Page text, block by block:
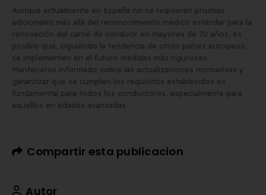
Aunque actualmente en España no se requieren pruebas
adicionales más allá del reconocimiento médico estándar para la
renovación del carné de conducir en mayores de 70 años, es
posible que, siguiendo la tendencia de otros países europeos,
se implementen en el futuro medidas más rigurosas.
Mantenerse informado sobre las actualizaciones normativas y
garantizar que se cumplen los requisitos establecidos es
fundamental para todos los conductores, especialmente para
aquellos en edades avanzadas.
Compartir esta publicacion
Autor